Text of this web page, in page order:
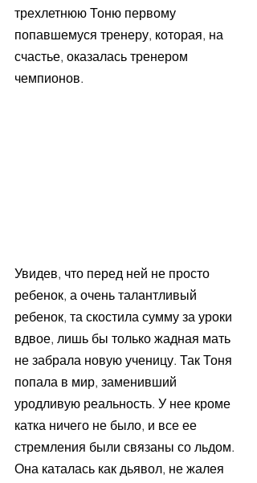
трехлетнюю Тоню первому
попавшемуся тренеру, которая, на
счастье, оказалась тренером
чемпионов.
Увидев, что перед ней не просто
ребенок, а очень талантливый
ребенок, та скостила сумму за уроки
вдвое, лишь бы только жадная мать
не забрала новую ученицу. Так Тоня
попала в мир, заменивший
уродливую реальность. У нее кроме
катка ничего не было, и все ее
стремления были связаны со льдом.
Она каталась как дьявол, не жалея